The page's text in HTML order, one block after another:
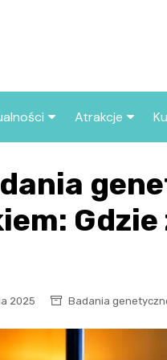
wpisy
Atrakcje
we Wrocławiu
Co warto
Wrocławiu?
2025 Badania